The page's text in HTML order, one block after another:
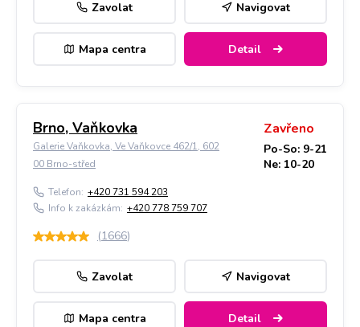
Zavolat Navigovat
Mapa centra Detail
Brno, Vaňkovka
Galerie Vaňkovka, Ve Vaňkovce 462/1, 602
00 Brno-střed
Zavřeno
Po-So: 9-21
Ne: 10-20
Telefon: +420 731 594 203
Info k zakázkám: +420 778 759 707
(1666)
Zavolat Navigovat
Mapa centra Detail